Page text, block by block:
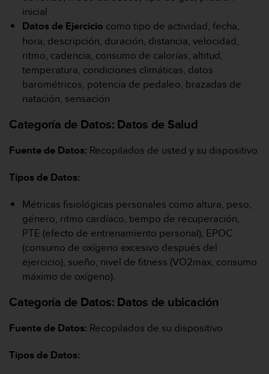
inicial
Datos de Ejercicio como tipo de actividad, fecha,
hora, descripción, duración, distancia, velocidad,
ritmo, cadencia, consumo de calorías, altitud,
temperatura, condiciones climáticas, datos
barométricos, potencia de pedaleo, brazadas de
natación, sensación
Categoría de Datos: Datos de Salud
Fuente de Datos: Recopilados de usted y su dispositivo
Tipos de Datos:
Métricas fisiológicas personales como altura, peso,
género, ritmo cardíaco, tiempo de recuperación,
PTE (efecto de entrenamiento personal), EPOC
(consumo de oxígeno excesivo después del
ejercicio), sueño, nivel de fitness (VO2max, consumo
máximo de oxígeno).
Categoría de Datos: Datos de ubicación
Fuente de Datos: Recopilados de su dispositivo
Tipos de Datos: